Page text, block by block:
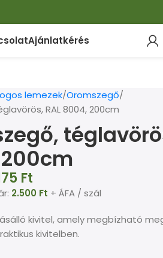
Ajánlatkérés
lemezek Oromszegő
RAL 8004, 200cm
Ft
2.500 Ft + ÁFA / szál
kivitel, amely megbízható
kivitelben.